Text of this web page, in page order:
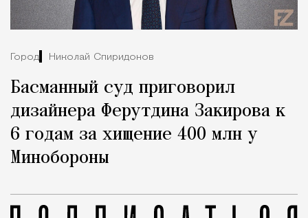
Город Николай Спиридонов
Басманный суд приговорил
дизайнера Ферутдина Закирова к
6 годам за хищение 400 млн у
Минобороны